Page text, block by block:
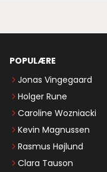
POPULÆRE
Jonas Vingegaard
Holger Rune
Caroline Wozniacki
Kevin Magnussen
Rasmus Højlund
Clara Tauson